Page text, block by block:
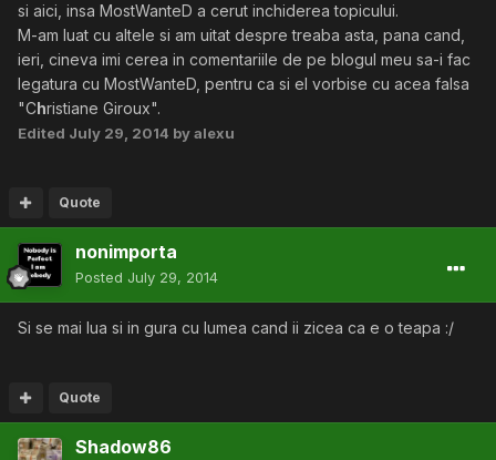
si aici, insa MostWanteD a cerut inchiderea topicului.
M-am luat cu altele si am uitat despre treaba asta, pana cand,
ieri, cineva imi cerea in comentariile de pe blogul meu sa-i fac
legatura cu MostWanteD, pentru ca si el vorbise cu acea falsa
"Christiane Giroux".
Edited July 29, 2014 by alexu
Quote
nonimporta
Posted July 29, 2014
Si se mai lua si in gura cu lumea cand ii zicea ca e o teapa :/
Quote
Shadow86